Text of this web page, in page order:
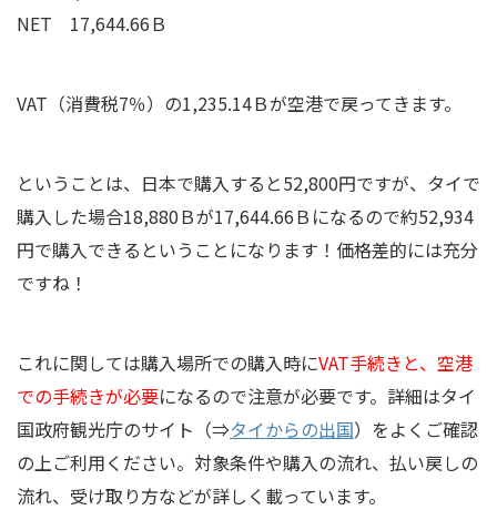
NET 17,644.66Ｂ
VAT（消費税7％）の1,235.14Ｂが空港で戻ってきます。
ということは、日本で購入すると52,800円ですが、タイで
購入した場合18,880Ｂが17,644.66Ｂになるので約52,934
円で購入できるということになります！価格差的には充分
ですね！
これに関しては購入場所での購入時にVAT手続きと、空港
での手続きが必要になるので注意が必要です。 詳細はタイ
国政府観光庁のサイト（⇒タイからの出国）をよくご確認
の上ご利用ください。対象条件や購入の流れ、払い戻しの
流れ、受け取り方などが詳しく載っています。